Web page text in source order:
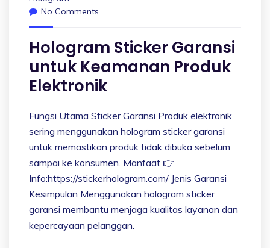
No Comments
Hologram Sticker Garansi
untuk Keamanan Produk
Elektronik
Fungsi Utama Sticker Garansi Produk elektronik
sering menggunakan hologram sticker garansi
untuk memastikan produk tidak dibuka sebelum
sampai ke konsumen. Manfaat 👉
Info:https://stickerhologram.com/ Jenis Garansi
Kesimpulan Menggunakan hologram sticker
garansi membantu menjaga kualitas layanan dan
kepercayaan pelanggan.